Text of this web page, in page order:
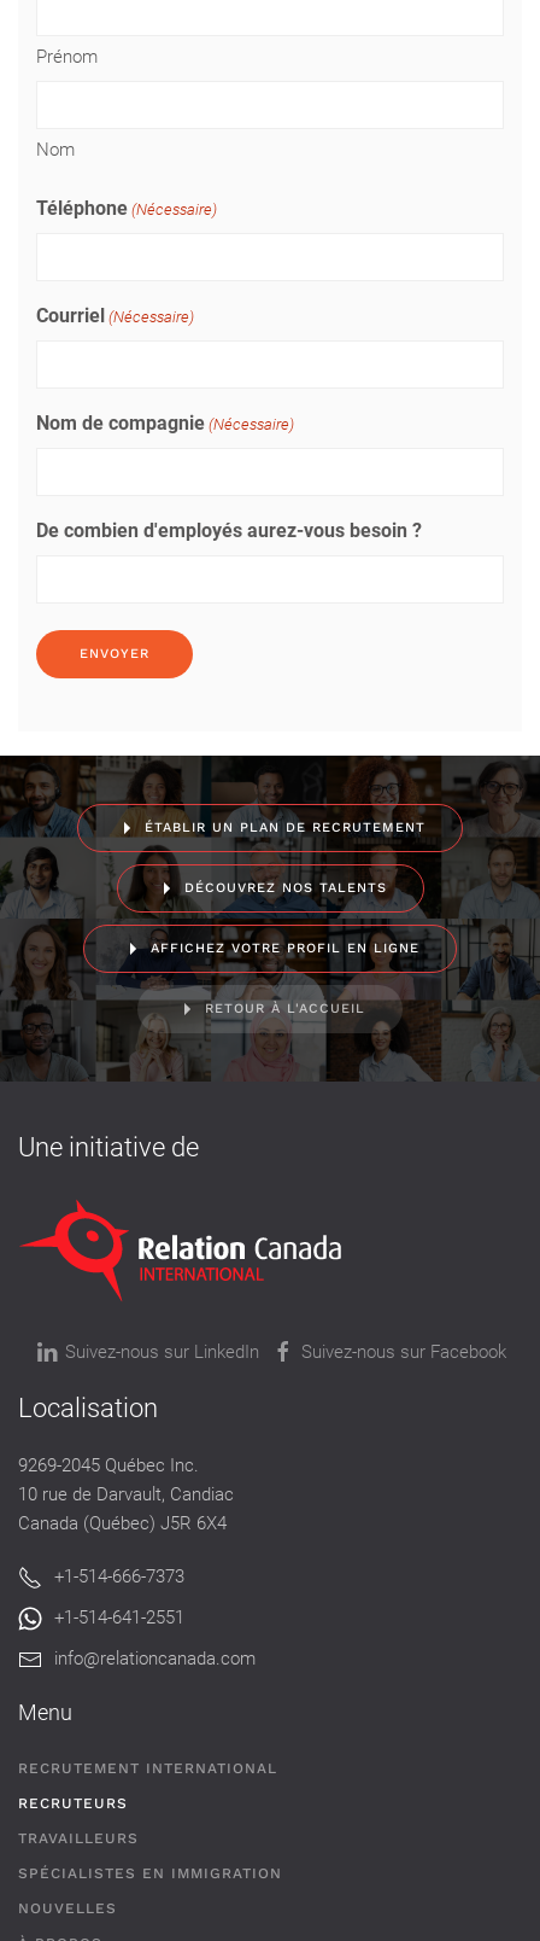
Prénom
Nom
Téléphone (Nécessaire)
Courriel (Nécessaire)
Nom de compagnie (Nécessaire)
De combien d'employés aurez-vous besoin ?
ÉTABLIR UN PLAN DE RECRUTEMENT
DÉCOUVREZ NOS TALENTS
AFFICHEZ VOTRE PROFIL EN LIGNE
RETOUR À L'ACCUEIL
Une initiative de
Suivez-nous sur LinkedIn Suivez-nous sur Facebook
Localisation
9269-2045 Québec Inc.
10 rue de Darvault, Candiac
Canada (Québec) J5R 6X4
+1-514-666-7373
+1-514-641-2551
info@relationcanada.com
Menu
RECRUTEMENT INTERNATIONAL
RECRUTEURS
TRAVAILLEURS
SPÉCIALISTES EN IMMIGRATION
NOUVELLES